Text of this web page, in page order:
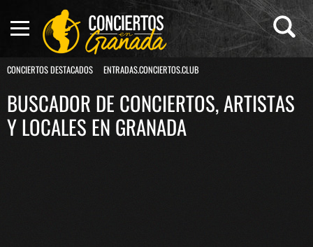
CONCIERTOS DESTACADOS ENTRADAS.CONCIERTOS.CLUB
BUSCADOR DE CONCIERTOS, ARTISTAS
Y LOCALES EN GRANADA